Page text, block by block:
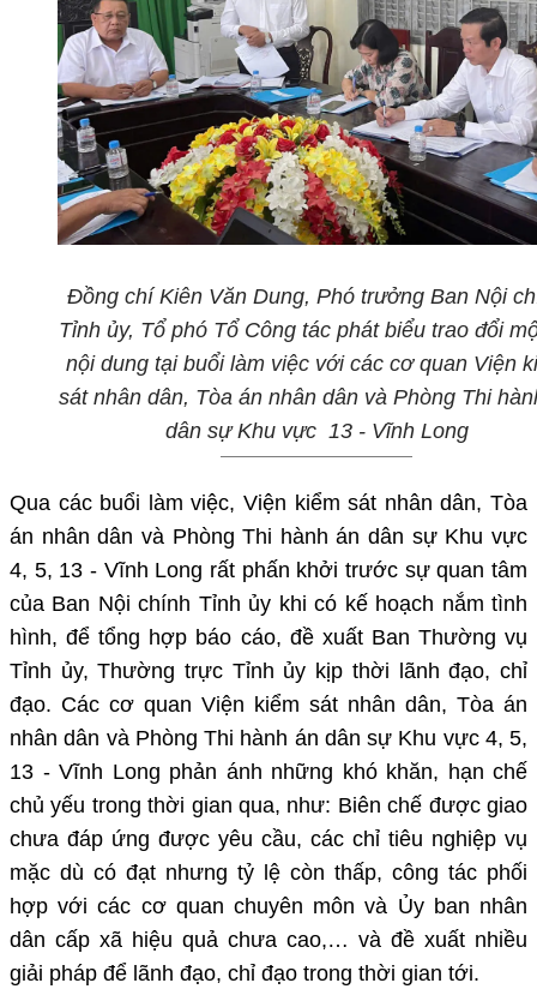
Đồng chí Kiên Văn Dung, Phó trưởng Ban Nội
Tỉnh ủy, Tổ phó Tổ Công tác phát biểu trao đổi
nội dungtại buổi làm việc với các cơ quan Viện
sát nhân dân, Tòa án nhân dân và Phòng Thi
dân sự Khu vực 13 - Vĩnh Long
Qua các buổi làmviệc,Viện kiểm sát nhân dân, Tòa
án nhân dân và Phòng Thi hành án dân sự Khu vực
4, 5, 13 - Vĩnh Long rất phấn khởi trước sựquan tâm
của Ban Nội chính Tỉnh ủy khi có kế hoạch nắm tình
hình, để tổng hợp báo cáo, đề xuất Ban Thường vụ
Tỉnh ủy, Thường trực Tỉnh ủy kịp thời lãnh đạo, chỉ
đạo. Các cơ quan Viện kiểm sát nhân dân, Tòa án
nhân dân và Phòng Thi hành án dân sự Khu vực 4, 5,
13 - Vĩnh Long phản ánh những khó khăn, hạn chế
chủ yếu trong thời gian qua, như: Biên chế được giao
chưa đáp ứng được yêu cầu, các chỉ tiêu nghiệp vụ
mặc dù có đạt nhưng tỷ lệ còn thấp, công tác phối
hợp với các cơ quan chuyên môn và Ủy ban nhân
dân cấp xã hiệu quả chưa cao,… và đề xuất nhiều
giải pháp để lãnh đạo, chỉ đạo trong thời gian tới.